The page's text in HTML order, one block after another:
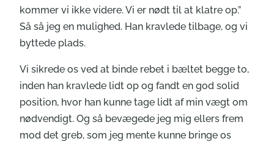
kommer vi ikke videre. Vi er nødt til at klatre op.”
Så så jeg en mulighed. Han kravlede tilbage, og vi
byttede plads.
Vi sikrede os ved at binde rebet i bæltet begge to,
inden han kravlede lidt op og fandt en god solid
position, hvor han kunne tage lidt af min vægt om
nødvendigt. Og så bevægede jeg mig ellers frem
mod det greb, som jeg mente kunne bringe os